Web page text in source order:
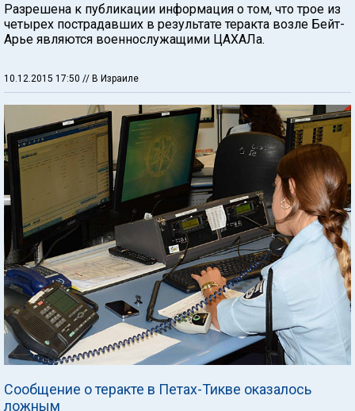
Разрешена к публикации информация о том, что трое из
четырех пострадавших в результате теракта возле Бейт-
Арье являются военнослужащими ЦАХАЛа.
10.12.2015 17:50 // В Израиле
Сообщение о теракте в Петах-Тикве оказалось
ложным